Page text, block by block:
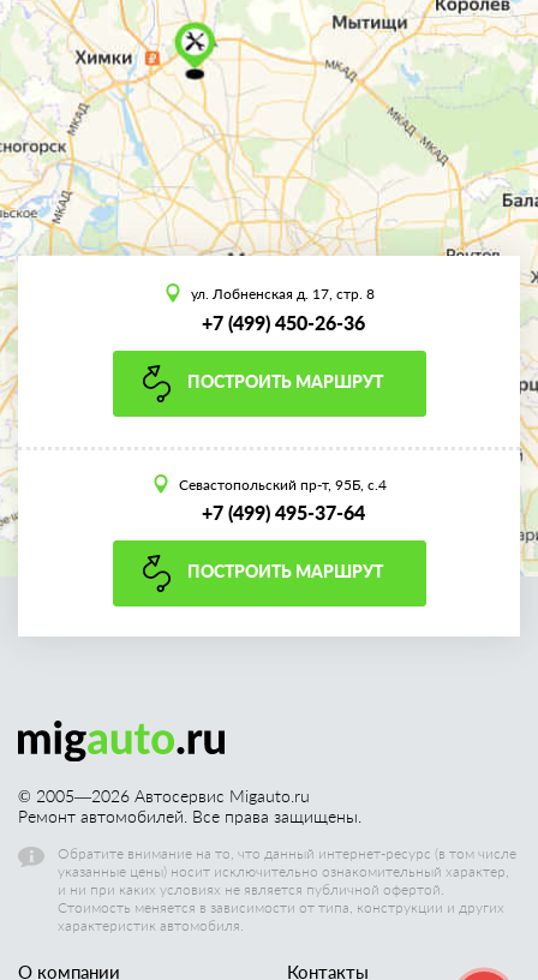
ул. Лобненская д. 17, стр. 8
+7 (499) 450-26-36
ПОСТРОИТЬ МАРШРУТ
Севастопольский пр-т, 95Б, с.4
+7 (499) 495-37-64
ПОСТРОИТЬ МАРШРУТ
© 2005—2026 Автосервис Migauto.ru
Ремонт автомобилей. Все права защищены.
Обратите внимание на то, что данный интернет-ресурс (в том числе
указанные цены) носит исключительно ознакомительный характер,
и ни при каких условиях не является публичной офертой.
Стоимость меняется в зависимости от типа, конструкции и других
характеристик автомобиля.
О компании Контакты